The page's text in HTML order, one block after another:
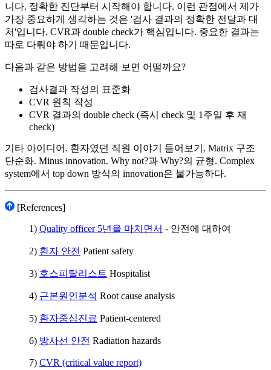
니다. 정확한 진단부터 시작해야 합니다. 이런 관점에서 제가
가장 중요하게 생각하는 것은 '검사 결과의 정확한 전달과 대
처'입니다. CVR과 double check가 핵심입니다. 중요한 결과는
따로 다뤄야 하기 때문입니다.
다음과 같은 방법을 고려해 보면 어떨까요?
검사결과 작성의 표준화
CVR 원칙 작성
CVR 결과의 double check (즉시 check 및 1주일 후 재
check)
기타 아이디어. 환자였던 직원 이야기 들어보기. Matrix 구조
단순화. Minus innovation. Why not?과 Why?의 균형. Complex
system에서 top down 방식의 innovation은 불가능하다.
[References]
1) Quality officer 5년을 마치면서 - 안전에 대하여
2) 환자 안전 Patient safety
3) 호스피탈리스트 Hospitalist
4) 근본원인분석 Root cause analysis
5) 환자중심진료 Patient-centered
6) 방사선 안전 Radiation hazards
7) CVR (critical value report)